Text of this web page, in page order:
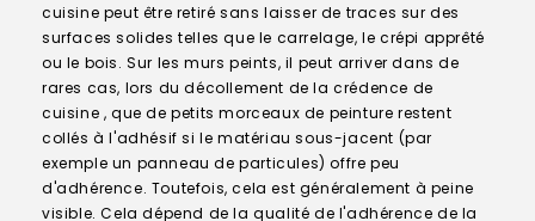
cuisine peut être retiré sans laisser de traces sur des
surfaces solides telles que le carrelage, le crépi apprêté
ou le bois. Sur les murs peints, il peut arriver dans de
rares cas, lors du décollement de la crédence de
cuisine , que de petits morceaux de peinture restent
collés à l'adhésif si le matériau sous-jacent (par
exemple un panneau de particules) offre peu
d'adhérence. Toutefois, cela est généralement à peine
visible. Cela dépend de la qualité de l'adhérence de la